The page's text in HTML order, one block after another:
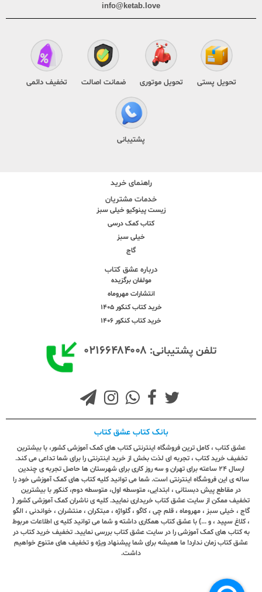
info@ketab.love
تحویل پستی تحویل موتوری ضمانت اصالت تخفیف دائمی
پشتیبانی
راهنمای خرید
خدمات مشتریان
زیست پینوکیو خیلی سبز
کتاب کمک درسی
خیلی سبز
گاج
درباره عشق کتاب
مولفان برگزیده
انتشارات مهروماه
خرید کتاب کنکور 1405
خرید کتاب کنکور 1406
تلفن پشتیبانی: ۰۲۱۶۶۴۸۴۰۰۸
بانک کتاب عشق کتاب
عشق کتاب ، کامل ترین فروشگاه اینترنتی کتاب های کمک آموزشی کشور، با بیشترین
تخفیف خرید کتاب ، تجربه ای لذت بخش از خرید اینترنتی را برای شما تداعی می کند.
ارسال ٢٤ ساعته برای تهران و سه روز کاری برای شهرستان ها حاصل تجربه ی چندین
ساله ی این فروشگاه اینترنتی است. شما می توانید کلیه کتاب های کمک آموزشی خود را
در مقاطع پیش دبستانی ، ابتدایی، متوسطه اول، متوسطه دوم، کنکور با بیشترین
تخفیف ممکن از سایت عشق کتاب خریداری نمایید. کلیه ی ناشران کمک آموزشی کشور (
گاج ، خیلی سبز ، مهروماه ، قلم چی ، کاگو ، گلواژه ، مبتکران ، منتشران ، خواندنی ، الگو
، کلاغ سپید ، و ...) با عشق کتاب همکاری داشته و شما می توانید کلیه ی اطلاعات مربوط
به کتاب های کمک آموزشی را در سایت عشق کتاب بررسی نمایید. تخفیف خرید کتاب در
عشق کتاب زمان ندارد! ما همیشه برای شما پیشنهاد ویژه و تخفیف های متنوع خواهیم
داشت.